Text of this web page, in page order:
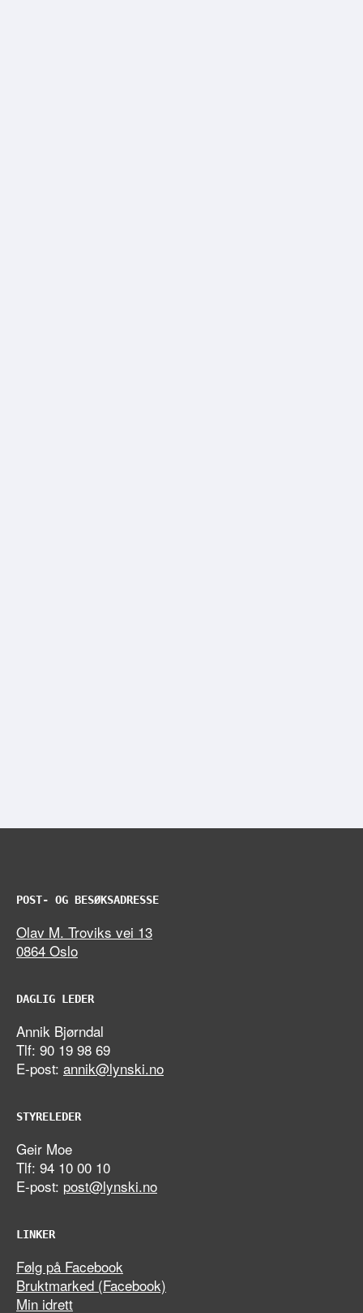
POST- OG BESØKSADRESSE
Olav M. Troviks vei 13
0864 Oslo
DAGLIG LEDER
Annik Bjørndal
Tlf: 90 19 98 69
E-post: annik@lynski.no
STYRELEDER
Geir Moe
Tlf: 94 10 00 10
E-post: post@lynski.no
LINKER
Følg på Facebook
Bruktmarked (Facebook)
Min idrett